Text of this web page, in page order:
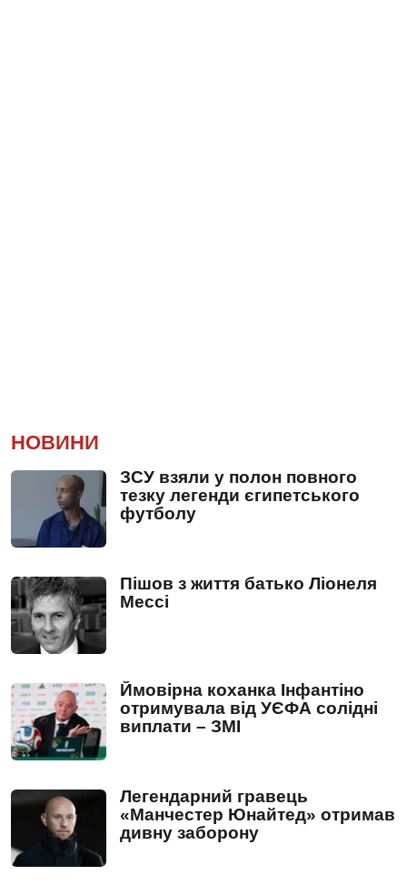
НОВИНИ
ЗСУ взяли у полон повного
тезку легенди єгипетського
футболу
Пішов з життя батько Ліонеля
Мессі
Ймовірна коханка Інфантіно
отримувала від УЄФА солідні
виплати – ЗМІ
Легендарний гравець
«Манчестер Юнайтед» отримав
дивну заборону